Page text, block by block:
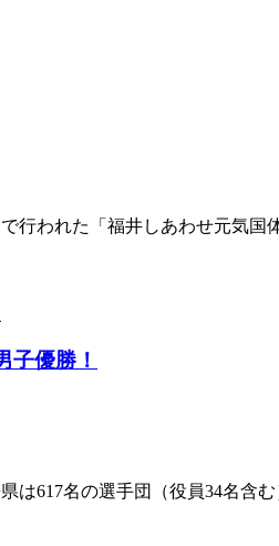
われた「福井しあわせ元気国
子優勝！
617名の選手団（役員34名含